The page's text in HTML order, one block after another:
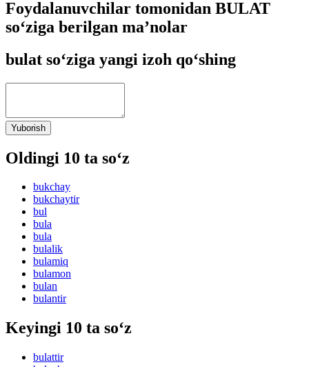
Foydalanuvchilar tomonidan BULAT
so‘ziga berilgan ma’nolar
bulat so‘ziga yangi izoh qo‘shing
Yuborish
Oldingi 10 ta so‘z
bukchay
bukchaytir
bul
bula
bula
bulalik
bulamiq
bulamon
bulan
bulantir
Keyingi 10 ta so‘z
bulattir